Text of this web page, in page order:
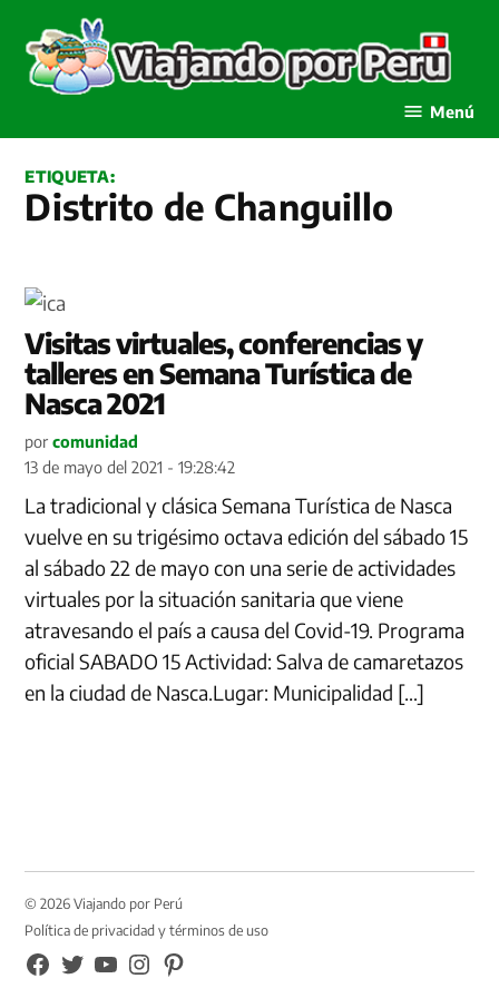
contenido
Menú
ETIQUETA:
Distrito de Changuillo
Visitas virtuales, conferencias y
talleres en Semana Turística de
Nasca 2021
por comunidad
13 de mayo del 2021 - 19:28:42
La tradicional y clásica Semana Turística de Nasca
vuelve en su trigésimo octava edición del sábado 15
al sábado 22 de mayo con una serie de actividades
virtuales por la situación sanitaria que viene
atravesando el país a causa del Covid-19. Programa
oficial SABADO 15 Actividad: Salva de camaretazos
en la ciudad de Nasca.Lugar: Municipalidad […]
© 2026 Viajando por Perú
Política de privacidad y términos de uso
FB
TW YouTubeInstagramPinterest